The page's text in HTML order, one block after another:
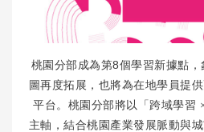
桃園分部成為第8個學習新據點，
圖再度拓展，也將為在地學員提
平台。桃園分部將以「跨域學習
主軸，結合桃園產業發展脈動與